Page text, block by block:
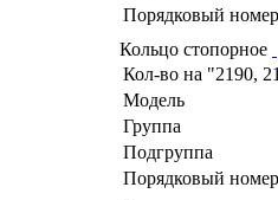
Порядковый
Кольцо стопорное
Кол-во на "2190,
Модель
Группа
Подгруппа
Порядковый